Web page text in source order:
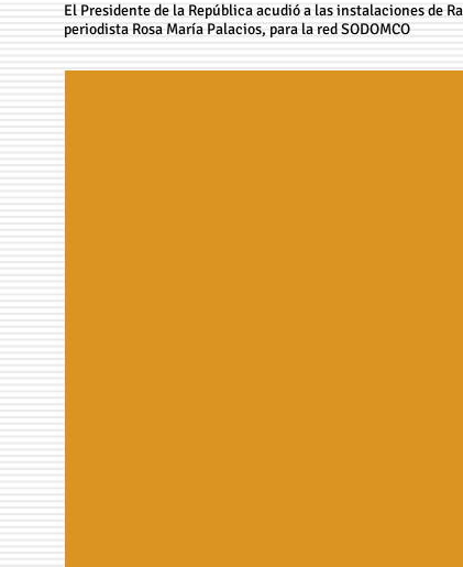
El Presidente de la República acudió a las instalaciones de
periodista Rosa María Palacios, para la red SODOMCO